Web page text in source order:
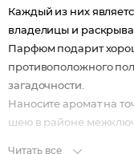
Каждый из них
владелицы и
Парфюм подарит
противоположного
загадочности.
Наносите аромат на
шею в районе
Читать все